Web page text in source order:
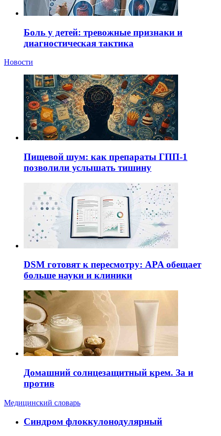
Боль у детей: тревожные признаки и
диагностическая тактика
Новости
Пищевой шум: как препараты ГПП-1
позволили услышать тишину
DSM готовят к пересмотру: APA обещает
больше науки и клиники
Домашний солнцезащитный крем. За и
против
Медицинский словарь
Cиндром флоккулонодулярный